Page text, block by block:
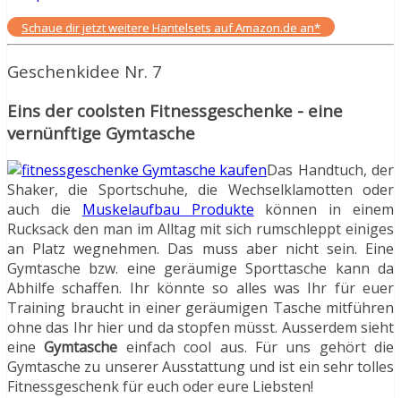
Schaue dir jetzt weitere Hantelsets auf Amazon.de an*
Geschenkidee Nr. 7
Eins der coolsten Fitnessgeschenke - eine
vernünftige Gymtasche
Das Handtuch, der
Shaker, die Sportschuhe, die Wechselklamotten oder
auch die Muskelaufbau Produkte können in einem
Rucksack den man im Alltag mit sich rumschleppt einiges
an Platz wegnehmen. Das muss aber nicht sein. Eine
Gymtasche bzw. eine geräumige Sporttasche kann da
Abhilfe schaffen. Ihr könnte so alles was Ihr für euer
Training braucht in einer geräumigen Tasche mitführen
ohne das Ihr hier und da stopfen müsst. Ausserdem sieht
eineGymtasche einfach cool aus. Für uns gehört die
Gymtasche zu unserer Ausstattung und ist ein sehr tolles
Fitnessgeschenk für euch oder eure Liebsten!